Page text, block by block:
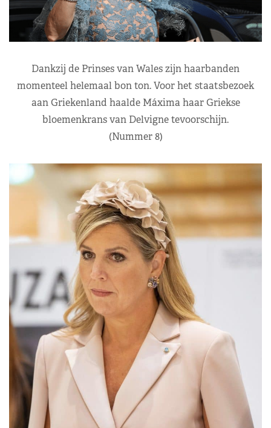
Dankzij de Prinses van Wales zijn haarbanden
momenteel helemaal bon ton. Voor het staatsbezoek
aan Griekenland haalde Máxima haar Griekse
bloemenkrans van Delvigne tevoorschijn.
(Nummer 8)